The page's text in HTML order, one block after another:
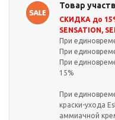
Товар
СКИДКА до
SENSATION,
При
При
При
15%
При
краски-ухода
аммиачной